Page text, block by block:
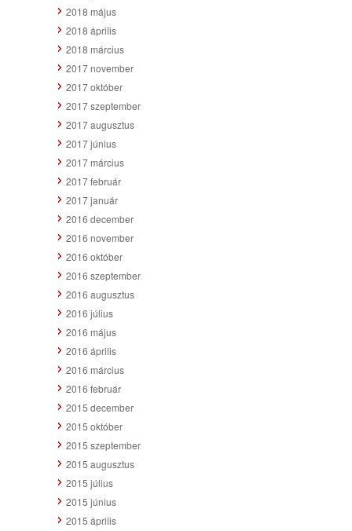
2018 május
2018 április
2018 március
2017 november
2017 október
2017 szeptember
2017 augusztus
2017 június
2017 március
2017 február
2017 január
2016 december
2016 november
2016 október
2016 szeptember
2016 augusztus
2016 július
2016 május
2016 április
2016 március
2016 február
2015 december
2015 október
2015 szeptember
2015 augusztus
2015 július
2015 június
2015 április